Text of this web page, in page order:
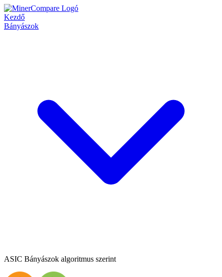
Kezdő
Bányászok
ASIC Bányászok algoritmus szerint